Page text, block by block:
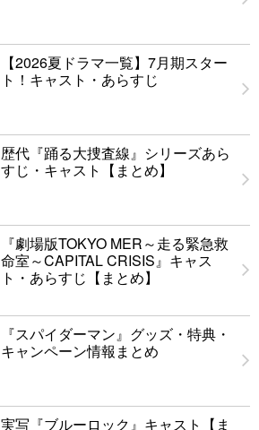
【2026夏ドラマ一覧】7月期スター
ト！キャスト・あらすじ
歴代『踊る大捜査線』シリーズあら
すじ・キャスト【まとめ】
『劇場版TOKYO MER～走る緊急救
命室～CAPITAL CRISIS』キャス
ト・あらすじ【まとめ】
『スパイダーマン』グッズ・特典・
キャンペーン情報まとめ
実写『ブルーロック』キャスト【ま